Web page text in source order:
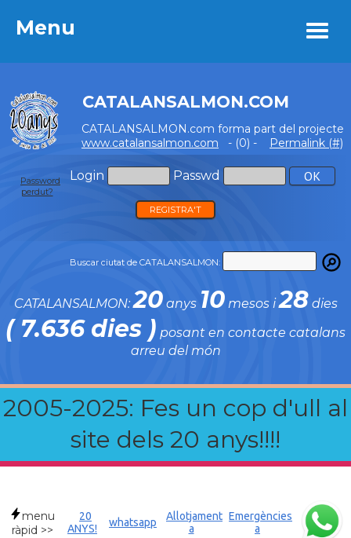
Menu
CATALANSALMON.COM
CATALANSALMON.com forma part del projecte
www.catalansalmon.com - (0) - Permalink (#)
Login Passwd
Password
perdut?
REGISTRA'T
Buscar ciutat de CATALANSALMON:
CATALANSALMON:20anys 10mesos i28 dies
( 7.636 dies ) posant en contacte catalans
arreu del món
2005-2025: Fes un cop d'ull al
site dels 20 anys!!!!
Menu
menu
ràpid >>
20
ANYS!
whatsapp
Allotjament
a
Emergències
a